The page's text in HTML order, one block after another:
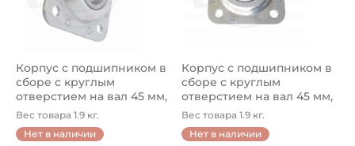
Классификация завода - производителя:
Специальная программа FKL
Страна происхождения:
Сербия
Корпус с подшипником в
сборе с круглым
отверстием на вал 45 мм,
ширина ...
Вес товара 1.9 кг.
Нет в наличии
Корпус с подшипником в
сборе с круглым
отверстием на вал 45 мм,
ширина ...
Вес товара 1.9 кг.
Нет в наличии